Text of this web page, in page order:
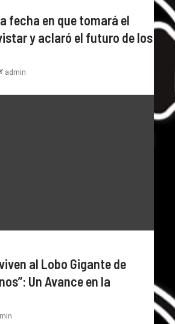
fecha en que tomará el
y aclaró el futuro de los
admin
al Lobo Gigante de
Un Avance en la